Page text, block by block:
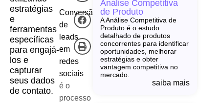
estratégias
e
ferramentas
específicas
para engajá-
los e
capturar
seus dados
de contato.
Conversão
de
leads
em
redes
sociais
é o
processo
Análise Competitiva
de Produto
A Análise Competitiva de
Produto é o estudo
detalhado de produtos
concorrentes para identificar
oportunidades, melhorar
estratégias e obter
vantagem competitiva no
mercado.
saiba mais